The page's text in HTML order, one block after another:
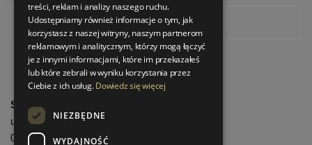
Pinterest
StrefaLuksusu.pl
ul. Bartycka 24/26 Pawilon 227
00-716 Warszawa
treści, reklam i analizy naszego ruchu.
Udostępniamy również informacje o tym, jak
korzystasz z naszej witryny, naszym partnerom
reklamowym i analitycznym, którzy mogą łączyć
je z innymi informacjami, które im przekazałeś
lub które zebrali w wyniku korzystania przez
Ciebie z ich usług.Dowiedz się więcej
NIEZBĘDNE
WYDAJNOŚĆ